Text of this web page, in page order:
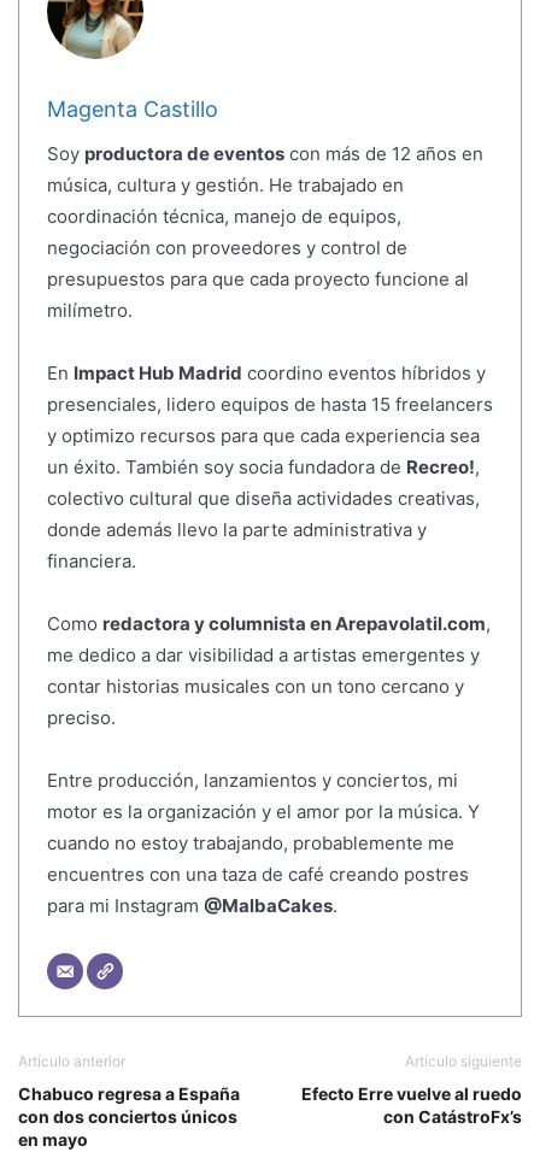
Magenta Castillo
Soy productora de eventoscon más de 12 años en
música, cultura y gestión. He trabajado en
coordinación técnica, manejo de equipos,
negociación con proveedores y control de
presupuestos para que cada proyecto funcione al
milímetro.
En Impact Hub Madrid coordino eventos híbridos y
presenciales, lidero equipos de hasta 15 freelancers
y optimizo recursos para que cada experiencia sea
un éxito. También soy socia fundadora de Recreo!,
colectivo cultural que diseña actividades creativas,
donde además llevo la parte administrativa y
financiera.
Como redactora y columnista en Arepavolatil.com,
me dedico a dar visibilidad a artistas emergentes y
contar historias musicales con un tono cercano y
preciso.
Entre producción, lanzamientos y conciertos, mi
motor es la organización y el amor por la música. Y
cuando no estoy trabajando, probablemente me
encuentres con una taza de café creando postres
para mi Instagram @MalbaCakes.
Artículo anterior
Chabuco regresa a España
con dos conciertos únicos
en mayo
Artículo siguiente
Efecto Erre vuelve al ruedo
con CatástroFx’s